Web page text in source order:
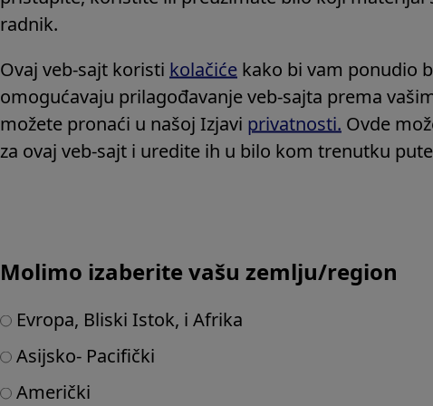
radnik.
Ovaj veb-sajt koristi kolačiće kako bi vam ponudio
omogućavaju prilagođavanje veb-sajta prema
možete pronaći u našoj Izjavi privatnosti. Ovde
za ovaj veb-sajt i uredite ih u bilo kom trenutku
Molimo izaberite vašu zemlju/region
Evropa, Bliski Istok, i Afrika
Asijsko- Pacifički
Američki